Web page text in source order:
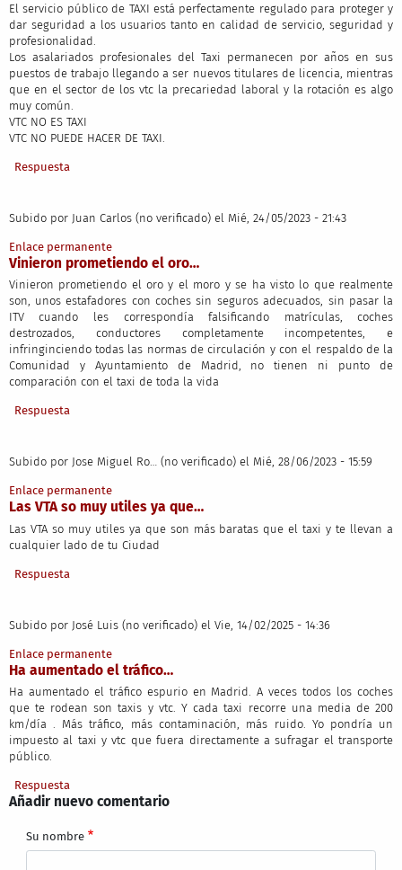
El servicio público de TAXI está perfectamente regulado para proteger y
dar seguridad a los usuarios tanto en calidad de servicio, seguridad y
profesionalidad.
Los asalariados profesionales del Taxi permanecen por años en sus
puestos de trabajo llegando a ser nuevos titulares de licencia, mientras
que en el sector de los vtc la precariedad laboral y la rotación es algo
muy común.
VTC NO ES TAXI
VTC NO PUEDE HACER DE TAXI.
Respuesta
Subido por Juan Carlos (no verificado) el Mié, 24/05/2023 - 21:43
Enlace permanente
Vinieron prometiendo el oro…
Vinieron prometiendo el oro y el moro y se ha visto lo que realmente
son, unos estafadores con coches sin seguros adecuados, sin pasar la
ITV cuando les correspondía falsificando matrículas, coches
destrozados, conductores completamente incompetentes, e
infringinciendo todas las normas de circulación y con el respaldo de la
Comunidad y Ayuntamiento de Madrid, no tienen ni punto de
comparación con el taxi de toda la vida
Respuesta
Subido por Jose Miguel Ro… (no verificado) el Mié, 28/06/2023 - 15:59
Enlace permanente
Las VTA so muy utiles ya que…
Las VTA so muy utiles ya que son más baratas que el taxi y te llevan a
cualquier lado de tu Ciudad
Respuesta
Subido por José Luis (no verificado) el Vie, 14/02/2025 - 14:36
Enlace permanente
Ha aumentado el tráfico…
Ha aumentado el tráfico espurio en Madrid. A veces todos los coches
que te rodean son taxis y vtc. Y cada taxi recorre una media de 200
km/día . Más tráfico, más contaminación, más ruido. Yo pondría un
impuesto al taxi y vtc que fuera directamente a sufragar el transporte
público.
Respuesta
Añadir nuevo comentario
Su nombre